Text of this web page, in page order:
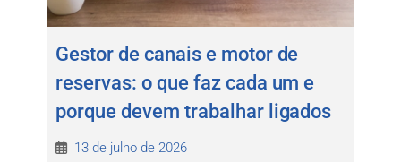
Gestor de canais e motor de
reservas: o que faz cada um e
porque devem trabalhar ligados
13 de julho de 2026